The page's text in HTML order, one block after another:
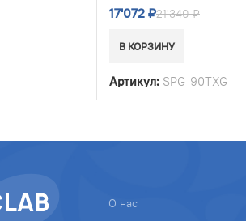
17'072 ₽21'340₽
В КОРЗИНУ
Артикул: SPG-90TXG
О нас